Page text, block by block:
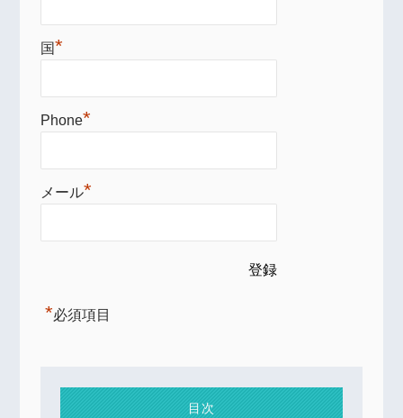
国*
Phone*
メール*
*必須項目
目次